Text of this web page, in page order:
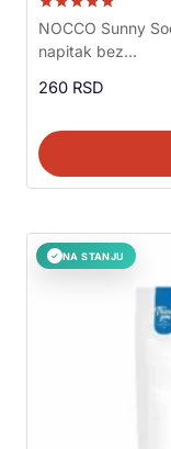
Ocenjeno sa
5.00
od 5
NOCCO Sunny
napitak bez...
260 RSD
✓ NA STANJU